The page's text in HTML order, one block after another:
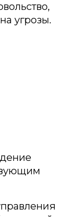
угрозы.